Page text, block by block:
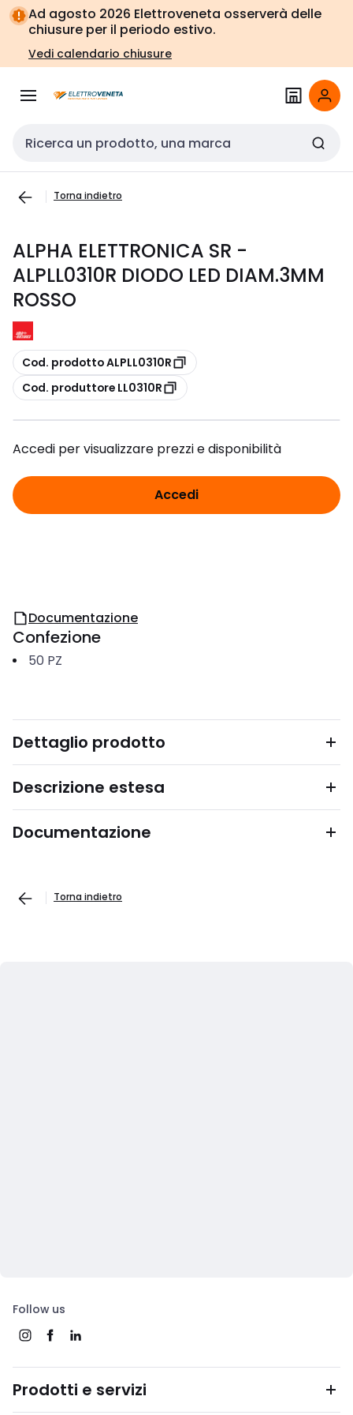
Vai alla
navigazione
Vai
alla
pagina
Ad agosto 2026 Elettroveneta osserverà delle
chiusure per il periodo estivo.
Vedi calendario chiusure
Cerca input
Torna indietro
ALPHA ELETTRONICA SR -
ALPLL0310R DIODO LED DIAM.3MM
ROSSO
copia
Cod. prodotto ALPLL0310R
copia
Cod. produttore LL0310R
Accedi per visualizzare prezzi e disponibilità
Accedi
Documentazione
Confezione
50 PZ
Dettaglio prodotto
Descrizione estesa
Documentazione
Torna indietro
Follow us
Prodotti e servizi